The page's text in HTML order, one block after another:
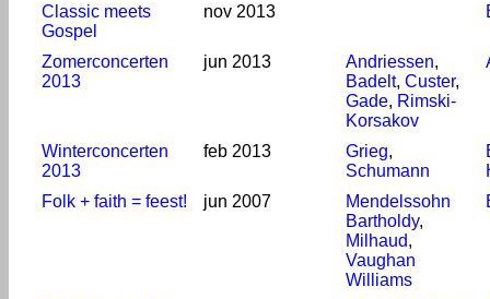
Classic meets
Gospel
nov 2013
Zomerconcerten
2013
jun 2013 Andriessen,
Badelt, Custer,
Gade, Rimski-
Korsakov
Winterconcerten
2013
feb 2013 Grieg,
Schumann
Folk + faith = feest!
jun 2007
Mendelssohn
Bartholdy,
Milhaud,
Vaughan
Williams